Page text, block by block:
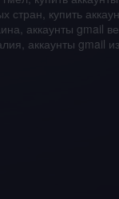
стран, купить
аккаунты gmail
аккаунты gmail